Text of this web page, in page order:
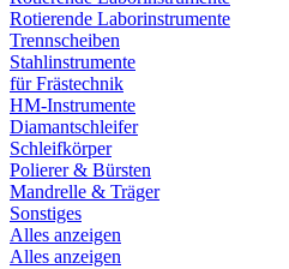
Rotierende Laborinstrumente
Trennscheiben
Stahlinstrumente
für Frästechnik
HM-Instrumente
Diamantschleifer
Schleifkörper
Polierer & Bürsten
Mandrelle & Träger
Sonstiges
Alles anzeigen
Alles anzeigen